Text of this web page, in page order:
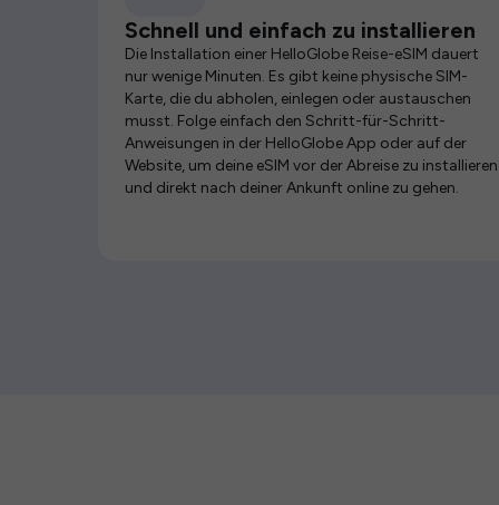
Schnell und einfach zu installieren
Die Installation einer HelloGlobe Reise-eSIM dauert
nur wenige Minuten. Es gibt keine physische SIM-
Karte, die du abholen, einlegen oder austauschen
musst. Folge einfach den Schritt-für-Schritt-
Anweisungen in der HelloGlobe App oder auf der
Website, um deine eSIM vor der Abreise zu installieren
und direkt nach deiner Ankunft online zu gehen.